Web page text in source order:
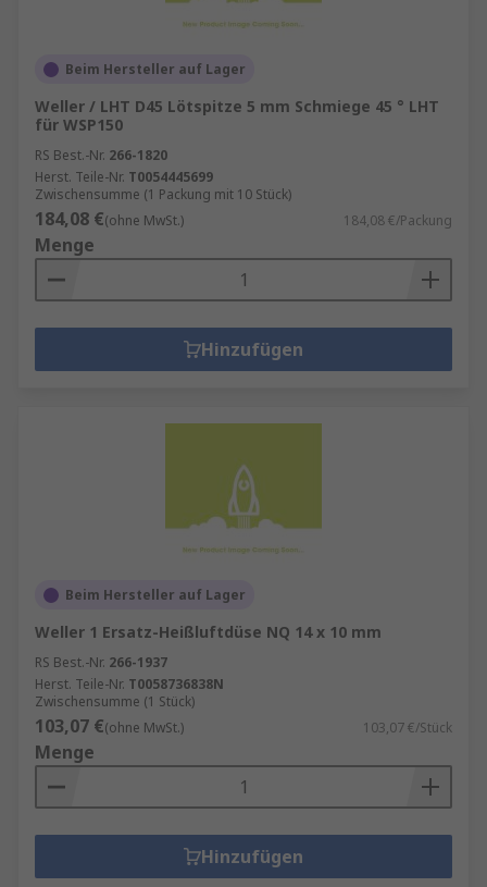
Beim Hersteller auf Lager
Weller / LHT D45 Lötspitze 5 mm Schmiege 45 ° LHT
für WSP150
RS Best.-Nr. 266-1820
Herst. Teile-Nr. T0054445699
Zwischensumme (1 Packung mit 10 Stück)
184,08 €(ohne MwSt.) 184,08 €/Packung
Menge
Hinzufügen
Beim Hersteller auf Lager
Weller 1 Ersatz-Heißluftdüse NQ 14 x 10 mm
RS Best.-Nr. 266-1937
Herst. Teile-Nr. T0058736838N
Zwischensumme (1 Stück)
103,07 €(ohne MwSt.) 103,07 €/Stück
Menge
Hinzufügen